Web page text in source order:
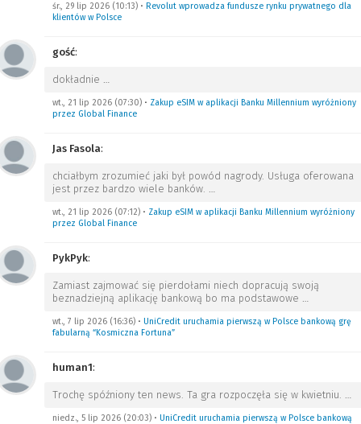
śr., 29 lip 2026 (10:13) • Revolut wprowadza fundusze rynku prywatnego dla
klientów w Polsce
gość:
dokładnie …
wt., 21 lip 2026 (07:30) • Zakup eSIM w aplikacji Banku Millennium wyróżniony
przez Global Finance
Jas Fasola:
chciałbym zrozumieć jaki był powód nagrody. Usługa oferowana
jest przez bardzo wiele banków. …
wt., 21 lip 2026 (07:12) • Zakup eSIM w aplikacji Banku Millennium wyróżniony
przez Global Finance
PykPyk:
Zamiast zajmować się pierdołami niech dopracują swoją
beznadziejną aplikację bankową bo ma podstawowe …
wt., 7 lip 2026 (16:36) • UniCredit uruchamia pierwszą w Polsce bankową grę
fabularną “Kosmiczna Fortuna”
human1:
Trochę spóźniony ten news. Ta gra rozpoczęła się w kwietniu. …
niedz., 5 lip 2026 (20:03) • UniCredit uruchamia pierwszą w Polsce bankową